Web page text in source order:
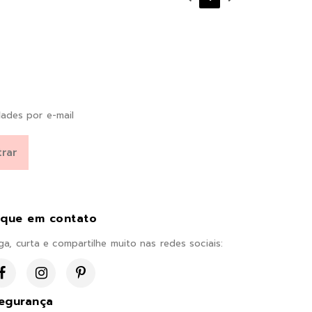
por e-mail
em contato
curta e compartilhe muito nas redes sociais: